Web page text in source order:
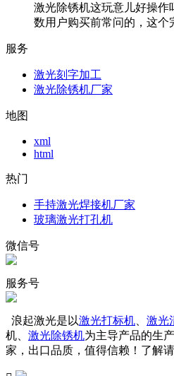
激光除锈机这玩意儿好操作
数用户购买前常问的，这个
服务
激光刻字加工
激光除锈机厂家
地图
xml
html
热门
手持激光焊接机厂家
玻璃激光打孔机
微信号
服务号
浪起激光是以激光打标机 激光
机、 激光除锈机为主导产品的生
家，出口品质，值得信赖！了解